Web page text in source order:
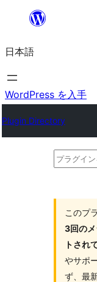
を
ス
キ
プ
日本語
WordPress を入手
Plugin Directory
プ
このプ
3回の
トされ
やサポ
ず、最